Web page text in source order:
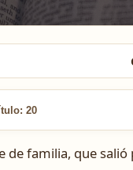
20
de familia, que